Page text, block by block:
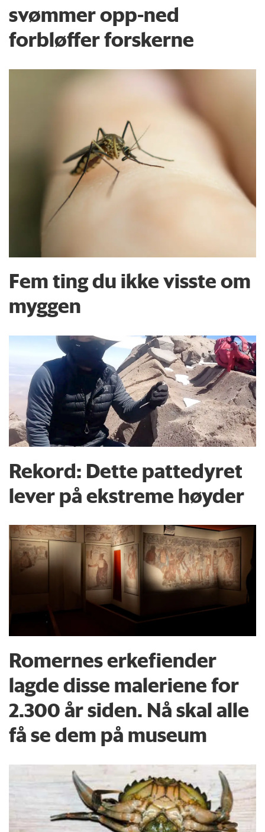
svømmer opp-ned
forbløffer forskerne
Fem ting du ikke visste om
myggen
Rekord: Dette pattedyret
lever på ekstreme høyder
Romernes erkefiender
lagde disse maleriene for
2.300 år siden. Nå skal alle
få se dem på museum